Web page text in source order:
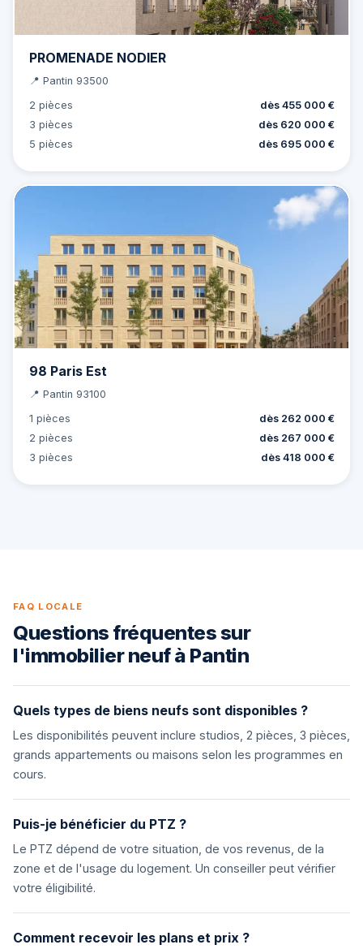
PROMENADE NODIER
📍 Pantin 93500
2 pièces
dès 455 000 €
3 pièces
dès 620 000 €
5 pièces
dès 695 000 €
98 Paris Est
📍 Pantin 93100
1 pièces
dès 262 000 €
2 pièces
dès 267 000 €
3 pièces
dès 418 000 €
FAQ LOCALE
Questions fréquentes sur
l'immobilier neuf à Pantin
Quels types de biens neufs sont disponibles ?
Les disponibilités peuvent inclure studios, 2 pièces, 3 pièces,
grands appartements ou maisons selon les programmes en
cours.
Puis-je bénéficier du PTZ ?
Le PTZ dépend de votre situation, de vos revenus, de la
zone et de l'usage du logement. Un conseiller peut vérifier
votre éligibilité.
Comment recevoir les plans et prix ?